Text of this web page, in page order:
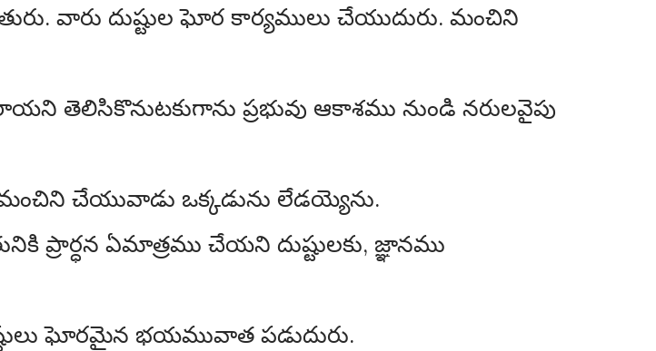
తెలిసికొనుటకుగాను ప్రభువు ఆకాశము నుండి నరులవైపు
మంచిని చేయువాడు ఒక్కడును లేడయ్యెను.
ప్రార్ధన ఏమాత్రము చేయని దుష్టులకు, జ్ఞానము
ఘోరమైన భయమువాత పడుదురు.